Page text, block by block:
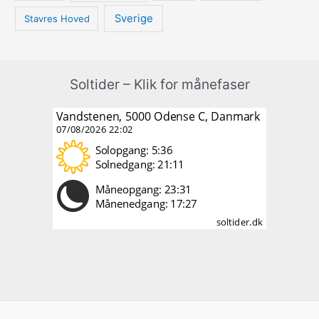
Stavres Hoved Sverige
Soltider – Klik for månefaser